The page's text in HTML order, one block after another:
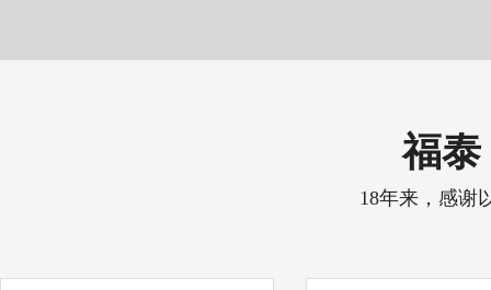
福泰
18年来，感谢